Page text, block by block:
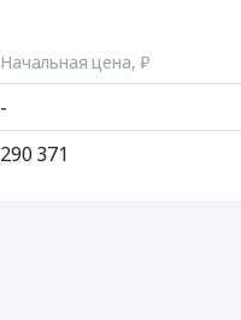
Начальная цена, ₽
-
290 371